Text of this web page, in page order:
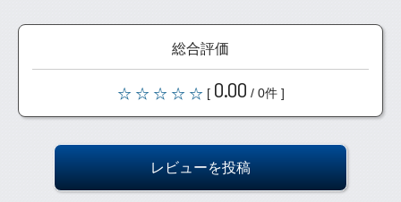
総合評価
[ 0.00 / 0件 ]
レビューを投稿